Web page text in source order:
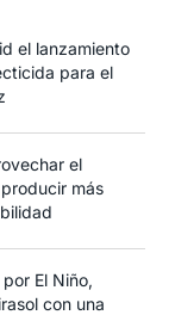
el lanzamiento
para el
el
más
El Niño,
con una